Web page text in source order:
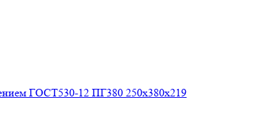
ГОСТ530-12 ПГ380 250х380х219